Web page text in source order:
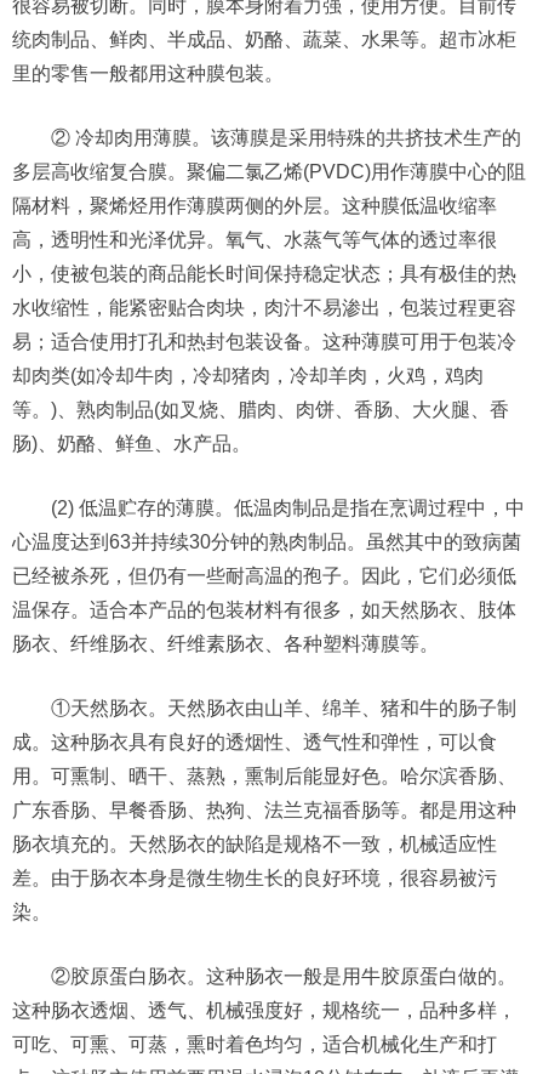
很容易被切断。同时，膜本身附着力强，使用方便。目前传
统肉制品、鲜肉、半成品、奶酪、蔬菜、水果等。超市冰柜
里的零售一般都用这种膜包装。
② 冷却肉用薄膜。该薄膜是采用特殊的共挤技术生产的
多层高收缩复合膜。聚偏二氯乙烯(PVDC)用作薄膜中心的阻
隔材料，聚烯烃用作薄膜两侧的外层。这种膜低温收缩率
高，透明性和光泽优异。氧气、水蒸气等气体的透过率很
小，使被包装的商品能长时间保持稳定状态；具有极佳的热
水收缩性，能紧密贴合肉块，肉汁不易渗出，包装过程更容
易；适合使用打孔和热封包装设备。这种薄膜可用于包装冷
却肉类(如冷却牛肉，冷却猪肉，冷却羊肉，火鸡，鸡肉
等。)、熟肉制品(如叉烧、腊肉、肉饼、香肠、大火腿、香
肠)、奶酪、鲜鱼、水产品。
(2) 低温贮存的薄膜。低温肉制品是指在烹调过程中，中
心温度达到63并持续30分钟的熟肉制品。虽然其中的致病菌
已经被杀死，但仍有一些耐高温的孢子。因此，它们必须低
温保存。适合本产品的包装材料有很多，如天然肠衣、肢体
肠衣、纤维肠衣、纤维素肠衣、各种塑料薄膜等。
①天然肠衣。天然肠衣由山羊、绵羊、猪和牛的肠子制
成。这种肠衣具有良好的透烟性、透气性和弹性，可以食
用。可熏制、晒干、蒸熟，熏制后能显好色。哈尔滨香肠、
广东香肠、早餐香肠、热狗、法兰克福香肠等。都是用这种
肠衣填充的。天然肠衣的缺陷是规格不一致，机械适应性
差。由于肠衣本身是微生物生长的良好环境，很容易被污
染。
②胶原蛋白肠衣。这种肠衣一般是用牛胶原蛋白做的。
这种肠衣透烟、透气、机械强度好，规格统一，品种多样，
可吃、可熏、可蒸，熏时着色均匀，适合机械化生产和打